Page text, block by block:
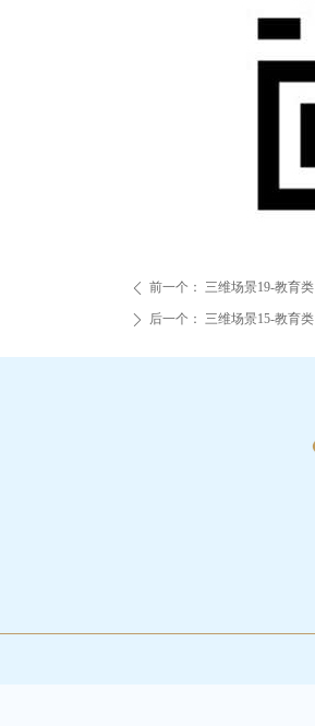
ꄴ 前一个： 三维场景19-教育类
ꄲ 后一个： 三维场景15-教育类